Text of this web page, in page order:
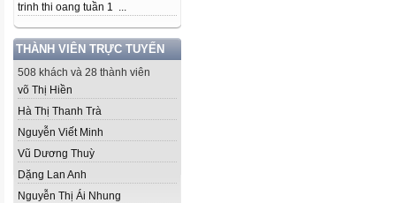
trinh thi oang tuần 1 ...
THÀNH VIÊN TRỰC TUYẾN
508 khách và 28 thành viên
võ Thị Hiền
Hà Thị Thanh Trà
Nguyễn Viết Minh
Vũ Dương Thuỳ
Dặng Lan Anh
Nguyễn Thị Ái Nhung